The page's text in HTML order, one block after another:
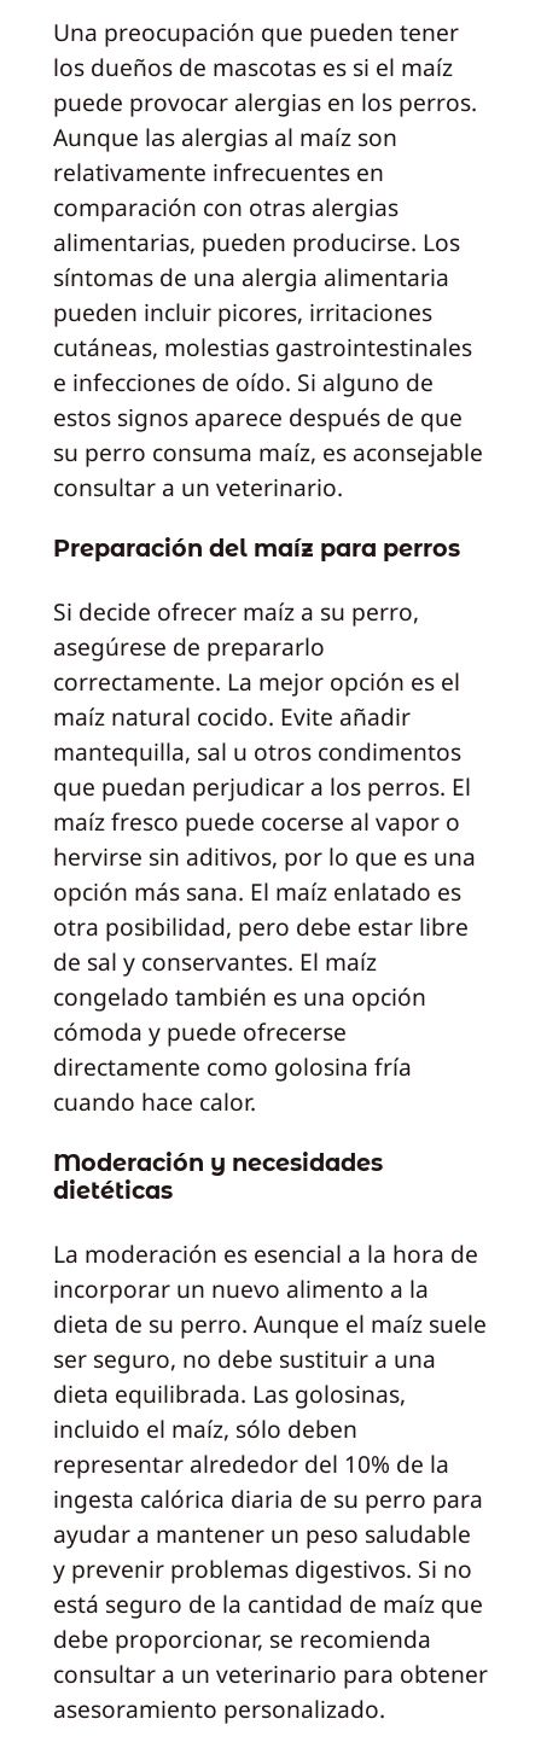
Una preocupación que pueden tener
los dueños de mascotas es si el maíz
puede provocar alergias en los perros.
Aunque las alergias al maíz son
relativamente infrecuentes en
comparación con otras alergias
alimentarias, pueden producirse. Los
síntomas de una alergia alimentaria
pueden incluir picores, irritaciones
cutáneas, molestias gastrointestinales
e infecciones de oído. Si alguno de
estos signos aparece después de que
su perro consuma maíz, es aconsejable
consultar a un veterinario.
Preparación del maíz para perros
Si decide ofrecer maíz a su perro,
asegúrese de prepararlo
correctamente. La mejor opción es el
maíz natural cocido. Evite añadir
mantequilla, sal u otros condimentos
que puedan perjudicar a los perros. El
maíz fresco puede cocerse al vapor o
hervirse sin aditivos, por lo que es una
opción más sana. El maíz enlatado es
otra posibilidad, pero debe estar libre
de sal y conservantes. El maíz
congelado también es una opción
cómoda y puede ofrecerse
directamente como golosina fría
cuando hace calor.
Moderación y necesidades
dietéticas
La moderación es esencial a la hora de
incorporar un nuevo alimento a la
dieta de su perro. Aunque el maíz suele
ser seguro, no debe sustituir a una
dieta equilibrada. Las golosinas,
incluido el maíz, sólo deben
representar alrededor del 10% de la
ingesta calórica diaria de su perro para
ayudar a mantener un peso saludable
y prevenir problemas digestivos. Si no
está seguro de la cantidad de maíz que
debe proporcionar, se recomienda
consultar a un veterinario para obtener
asesoramiento personalizado.